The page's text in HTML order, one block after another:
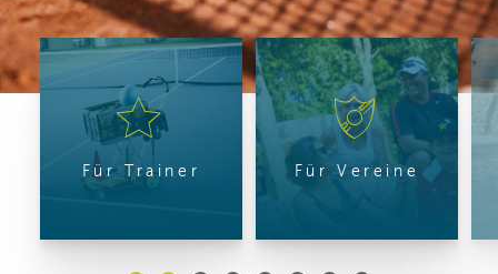
Für Trainer Für Vereine